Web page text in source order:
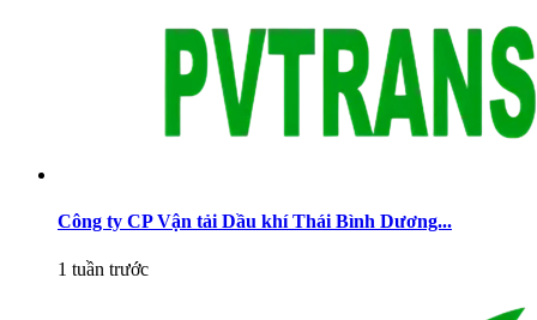
Công ty CP Vận tải Dầu khí Thái Bình Dương...
1 tuần trước